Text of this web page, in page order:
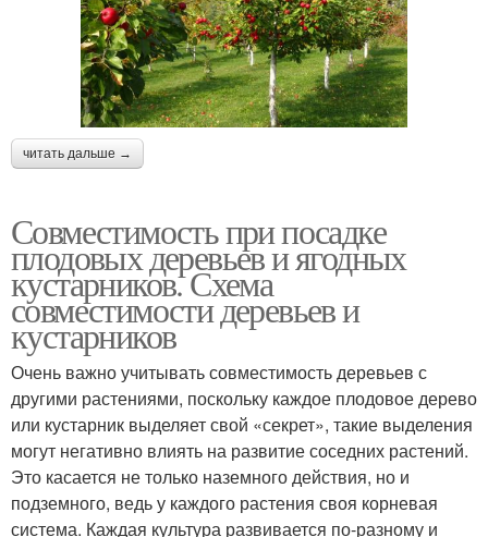
читать дальше →
Совместимость при посадке
плодовых деревьев и ягодных
кустарников. Схема
совместимости деревьев и
кустарников
Очень важно учитывать совместимость деревьев с
другими растениями, поскольку каждое плодовое дерево
или кустарник выделяет свой «секрет», такие выделения
могут негативно влиять на развитие соседних растений.
Это касается не только наземного действия, но и
подземного, ведь у каждого растения своя корневая
система. Каждая культура развивается по-разному и